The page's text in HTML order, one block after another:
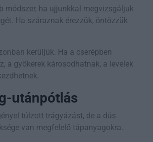
módszer, ha ujjunkkal megvizsgáljuk
Ha száraznak érezzük, öntözzük
kerüljük. Ha a cserépben
a gyökerek károsodhatnak, a levelek
utánpótlás
túlzott trágyázást, de a dús
van megfelelő tápanyagokra.